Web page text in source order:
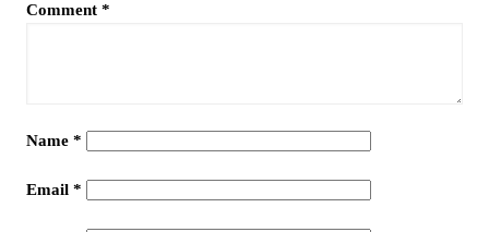
Comment *
Name *
Email *